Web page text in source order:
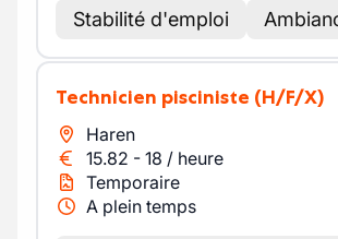
Stabilité d'emploi
Technicien pisciniste (H/F/X)
Haren
15.82 - 18 / heure
Temporaire
A plein temps